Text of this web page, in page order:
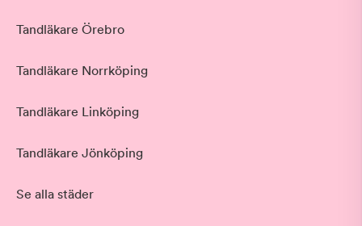
Tandläkare Örebro
Tandläkare Norrköping
Tandläkare Linköping
Tandläkare Jönköping
Se alla städer